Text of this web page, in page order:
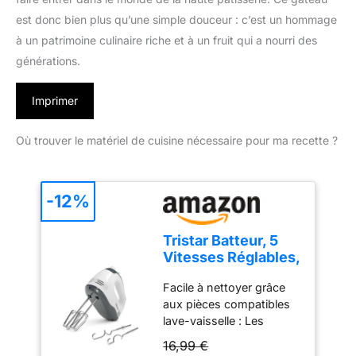
est donc bien plus qu’une simple douceur : c’est un hommage
à un patrimoine culinaire riche et à un fruit qui a nourri des
générations.
Imprimer
Où trouver le matériel de cuisine nécessaire pour ma recette ?
Tristar Batteur, 5
Vitesses Réglables,
Ergonomique,
Fouets et Crochets
Inox, Pièces
Compatibles Lave-
Facile à nettoyer grâce
aux pièces compatibles
lave-vaisselle : Les
16,99 €
-12%